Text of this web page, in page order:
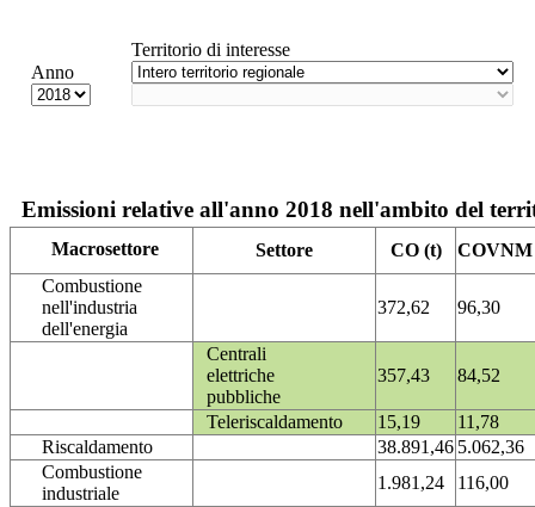
Anno
Territorio di interesse
Emissioni relative all'anno 2018 nell'ambito del
Macrosettore Settore CO (t)
COVNM
Combustione
nell'industria
dell'energia
372,62 96,30
Centrali
elettriche
pubbliche
357,43 84,52
Teleriscaldamento 15,19
11,78
Riscaldamento
38.891,46 5.062,36
Combustione
industriale
1.981,24
116,00